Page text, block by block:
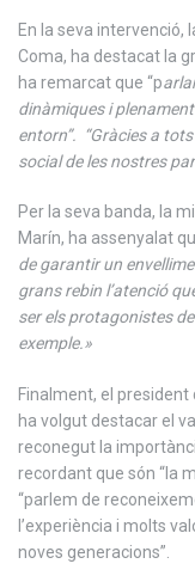
En la seva intervenció,
Coma, ha destacat la
ha remarcat que “p
dinàmiques i
entorn”. “Gràcies a
social de les nostres
Per la seva banda, la
Marín, ha assenyalat
de garantir un
grans rebin l’atenció
ser els protagonistes
exemple.»
Finalment, el
ha volgut destacar el
reconegut la
recordant que són “la
“parlem de
l’experiència i molts
noves generacions”.